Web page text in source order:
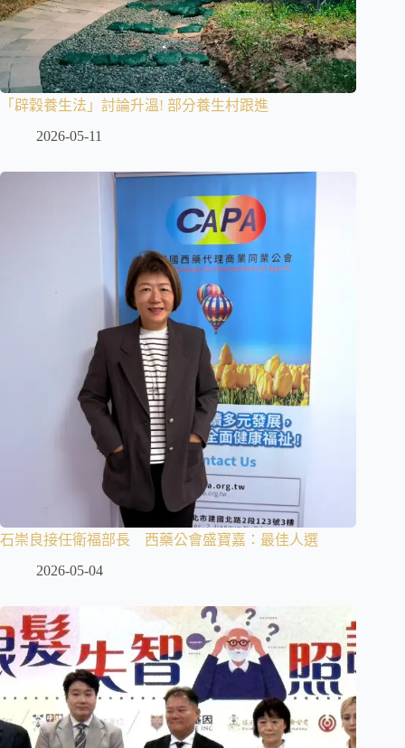
「辟穀養生法」討論升溫! 部分養生村跟進
2026-05-11
石崇良接任衛福部長 西藥公會盛寶嘉：最佳人選
2026-05-04